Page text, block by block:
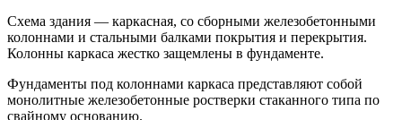
Схема здания — каркасная, со сборными железобетонными
колоннами и стальными балками покрытия и перекрытия.
Колонны каркаса жестко защемлены в фундаменте.
Фундаменты под колоннами каркаса представляют собой
монолитные железобетонные ростверки стаканного типа по
свайному основанию.